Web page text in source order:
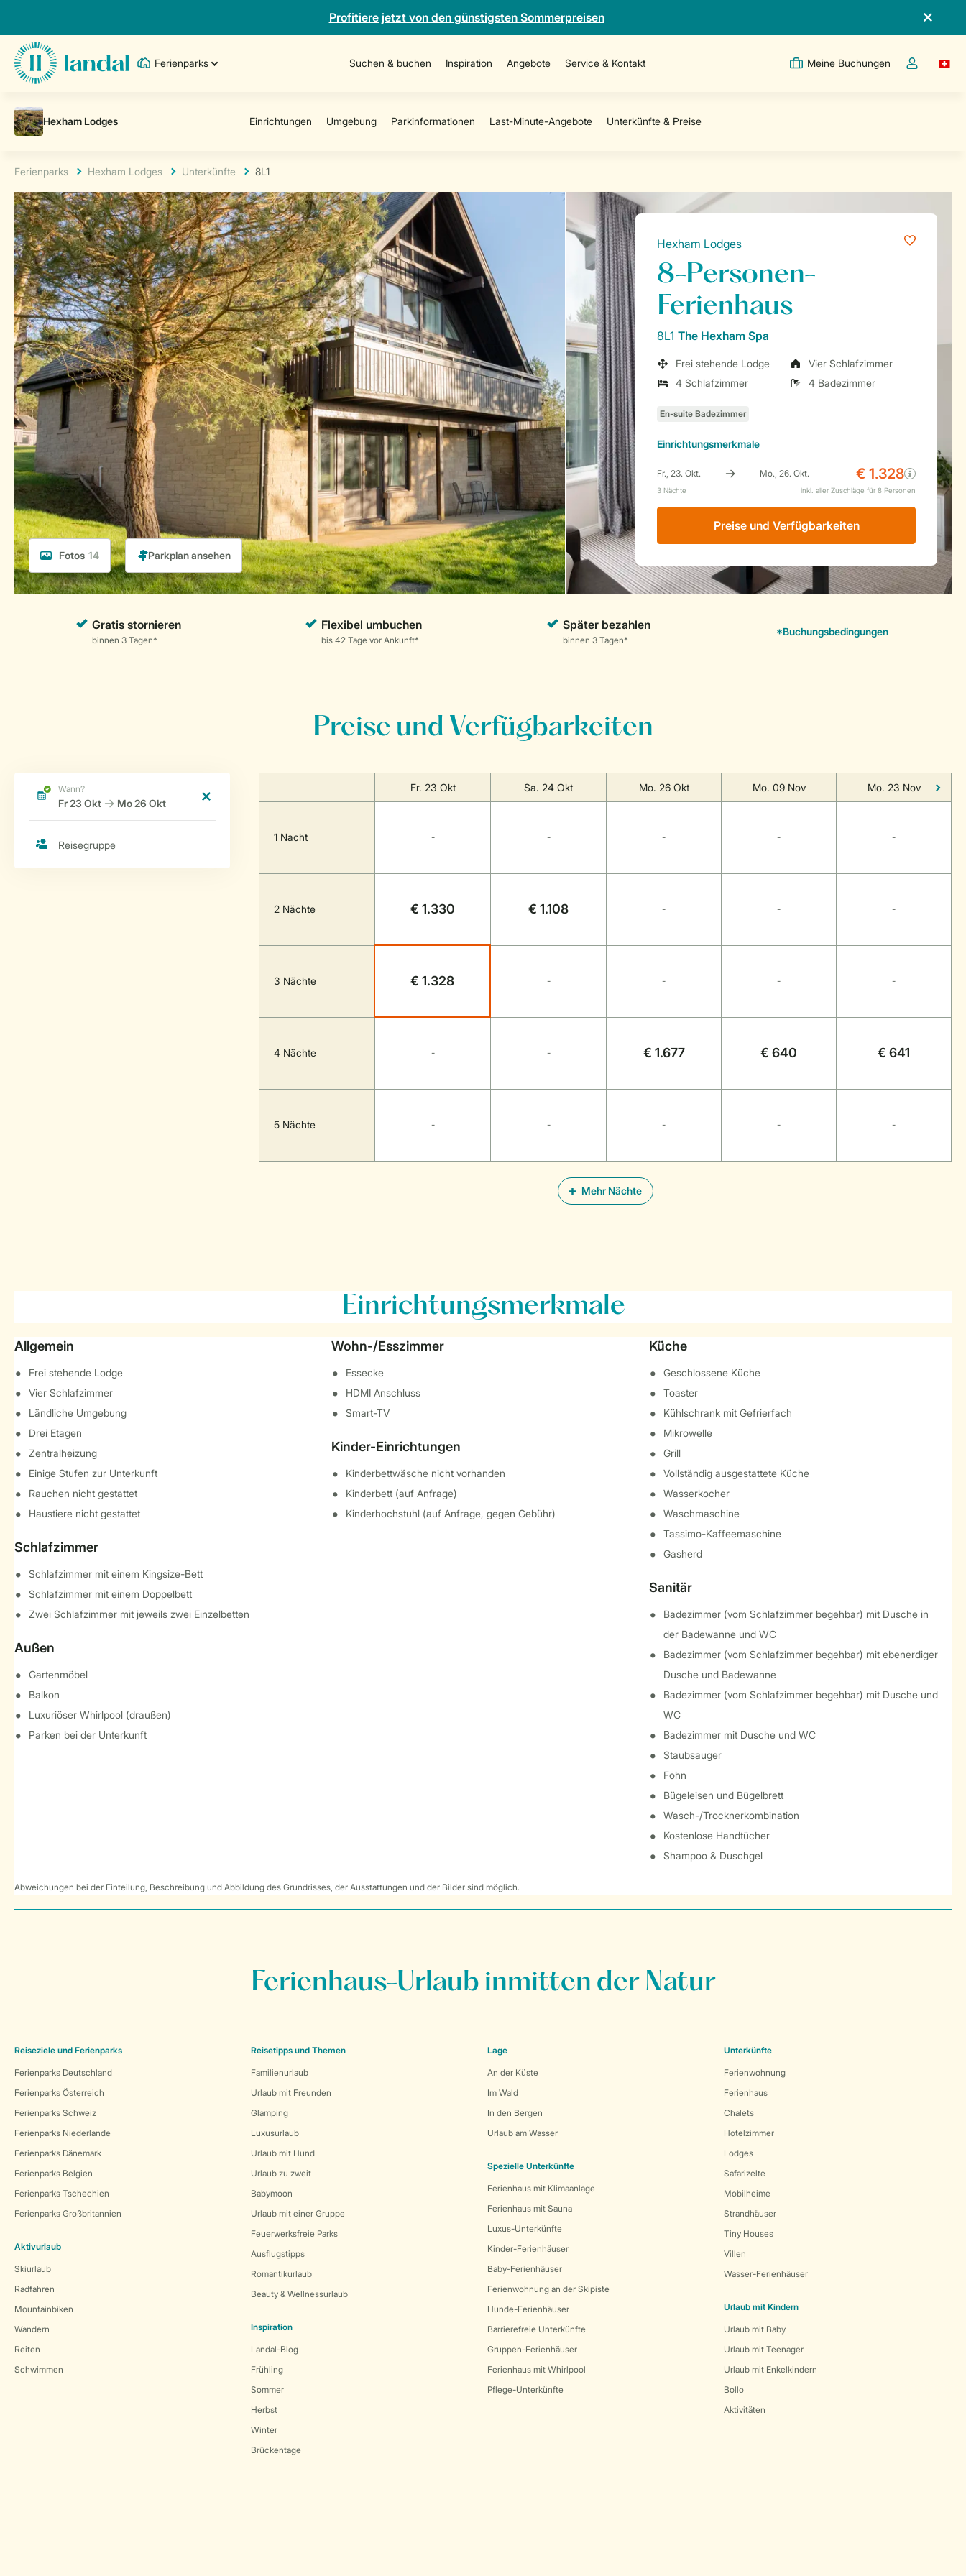
Profitiere jetzt von den günstigsten Sommerpreisen
Ferienparks Suchen & buchen Inspiration Angebote Service & Kontakt Meine Buchungen
Dropdown-
Ferienparks Hexham Lodges Unterkünfte 8L1
Fotos 14
Hexham Lodges
8-Personen-
Ferienhaus
8L1 The Hexham Spa
Frei stehende Lodge
Vier Schlafzimmer
4 Schlafzimmer
4 Badezimmer
Einrichtungsmerkmale
Preise und Verfügbarkeiten
Preise und Verfügbarkeiten
Mehr Nächte
Fr. 23 Okt Sa. 24 Okt Mo. 26 Okt Mo. 09 Nov Mo. 23 Nov
1 Nacht - - - - -
2 Nächte € 1.330 € 1.108 - - -
3 Nächte € 1.328 - - - -
4 Nächte - - € 1.677 € 640 € 641
5 Nächte - - - - -
Einrichtungsmerkmale
Allgemein
Frei stehende Lodge
Vier Schlafzimmer
Ländliche Umgebung
Drei Etagen
Zentralheizung
Einige Stufen zur Unterkunft
Rauchen nicht gestattet
Haustiere nicht gestattet
Schlafzimmer
Schlafzimmer mit einem Kingsize-Bett
Schlafzimmer mit einem Doppelbett
Zwei Schlafzimmer mit jeweils zwei Einzelbetten
Außen
Gartenmöbel
Balkon
Luxuriöser Whirlpool (draußen)
Parken bei der Unterkunft
Wohn-/Esszimmer
Essecke
HDMI Anschluss
Smart-TV
Kinder-Einrichtungen
Kinderbettwäsche nicht vorhanden
Kinderbett (auf Anfrage)
Kinderhochstuhl (auf Anfrage, gegen Gebühr)
Küche
Geschlossene Küche
Toaster
Kühlschrank mit Gefrierfach
Mikrowelle
Grill
Vollständig ausgestattete Küche
Wasserkocher
Waschmaschine
Tassimo-Kaffeemaschine
Gasherd
Sanitär
Badezimmer (vom Schlafzimmer begehbar) mit Dusche in
der Badewanne und WC
Badezimmer (vom Schlafzimmer begehbar) mit ebenerdiger
Dusche und Badewanne
Badezimmer (vom Schlafzimmer begehbar) mit Dusche und
WC
Badezimmer mit Dusche und WC
Staubsauger
Föhn
Bügeleisen und Bügelbrett
Wasch-/Trocknerkombination
Kostenlose Handtücher
Shampoo & Duschgel
Abweichungen bei der Einteilung, Beschreibung und Abbildung des Grundrisses, der Ausstattungen und der Bilder sind möglich.
Ferienhaus-Urlaub inmitten der Natur
Reiseziele und Ferienparks
Ferienparks Deutschland
Ferienparks Österreich
Ferienparks Schweiz
Ferienparks Niederlande
Ferienparks Dänemark
Ferienparks Belgien
Ferienparks Tschechien
Ferienparks Großbritannien
Aktivurlaub
Skiurlaub
Radfahren
Mountainbiken
Wandern
Reiten
Schwimmen
Reisetipps und Themen
Familienurlaub
Urlaub mit Freunden
Glamping
Luxusurlaub
Urlaub mit Hund
Urlaub zu zweit
Babymoon
Urlaub mit einer Gruppe
Feuerwerksfreie Parks
Ausflugstipps
Romantikurlaub
Beauty & Wellnessurlaub
Inspiration
Landal-Blog
Frühling
Sommer
Herbst
Winter
Brückentage
Lage
An der Küste
Im Wald
In den Bergen
Urlaub am Wasser
Spezielle Unterkünfte
Ferienhaus mit Klimaanlage
Ferienhaus mit Sauna
Luxus-Unterkünfte
Kinder-Ferienhäuser
Baby-Ferienhäuser
Ferienwohnung an der Skipiste
Hunde-Ferienhäuser
Barrierefreie Unterkünfte
Gruppen-Ferienhäuser
Ferienhaus mit Whirlpool
Pflege-Unterkünfte
Unterkünfte
Ferienwohnung
Ferienhaus
Chalets
Hotelzimmer
Lodges
Safarizelte
Mobilheime
Strandhäuser
Tiny Houses
Villen
Wasser-Ferienhäuser
Urlaub mit Kindern
Urlaub mit Baby
Urlaub mit Teenager
Urlaub mit Enkelkindern
Bollo
Aktivitäten